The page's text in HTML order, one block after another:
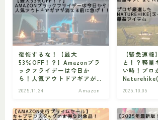
後悔するな！【最大
53％OFF！？】Amazonブラ
ックフライデーは今日か
ら！人気アウトドアギアが
2025.11.24 Amazon
【緊急速
と！？軽量
い時！プロ
2025.10.05